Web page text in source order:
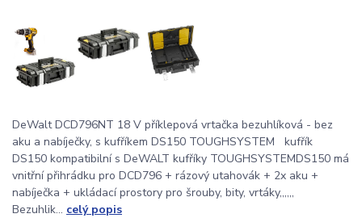
DeWalt DCD796NT 18 V příklepová vrtačka bezuhlíková - bez
aku a nabíječky, s kufříkem DS150 TOUGHSYSTEM kufřík
DS150 kompatibilní s DeWALT kufříky TOUGHSYSTEMDS150 má
vnitřní přihrádku pro DCD796 + rázový utahovák + 2x aku +
nabíječka + ukládací prostory pro šrouby, bity, vrtáky,,,,,,
Bezuhlik... celý popis